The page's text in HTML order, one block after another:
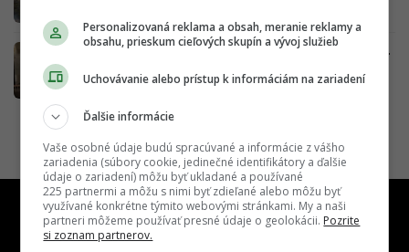
Poľské Allegro skupuje obľúbenú spoločnosť.
hre sú stovky miliónov
Personalizovaná reklama a obsah, meranie reklamy a
obsahu, prieskum cieľových skupín a vývoj služieb
Uchovávanie alebo prístup k informáciám na zariadení
Ďalšie informácie
Vaše osobné údaje budú spracúvané a informácie z vášho
zariadenia (súbory cookie, jedinečné identifikátory a ďalšie
údaje o zariadení) môžu byť ukladané a používané
225 partnermi a môžu s nimi byť zdieľané alebo môžu byť
využívané konkrétne týmito webovými stránkami. My a naši
partneri môžeme používať presné údaje o geolokácii. Pozrite
si zoznam partnerov.